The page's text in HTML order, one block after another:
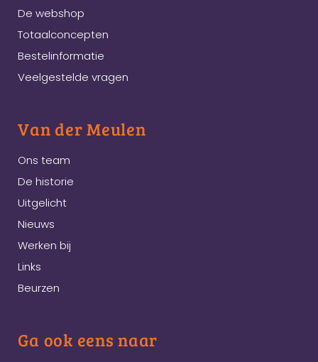
De webshop
Totaalconcepten
Bestelinformatie
Veelgestelde vragen
Van der Meulen
Ons team
De historie
Uitgelicht
Nieuws
Werken bij
Links
Beurzen
Ga ook eens naar